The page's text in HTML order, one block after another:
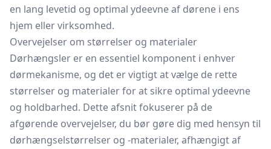
en lang levetid og optimal ydeevne af dørene i ens
hjem eller virksomhed.
Overvejelser om størrelser og materialer
Dørhængsler er en essentiel komponent i enhver
dørmekanisme, og det er vigtigt at vælge de rette
størrelser og materialer for at sikre optimal ydeevne
og holdbarhed. Dette afsnit fokuserer på de
afgørende overvejelser, du bør gøre dig med hensyn til
dørhængselstørrelser og -materialer, afhængigt af